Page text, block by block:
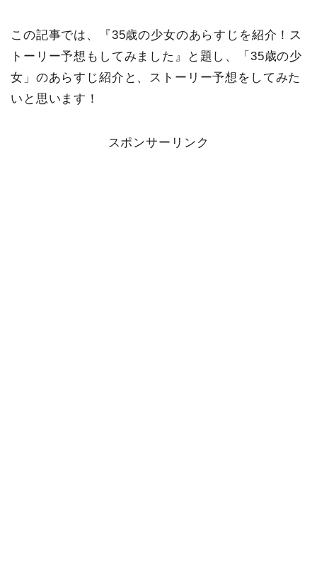
この記事では、『35歳の少女のあらすじを紹介！ス
トーリー予想もしてみました』と題し、「35歳の少
女」のあらすじ紹介と、ストーリー予想をしてみた
いと思います！
スポンサーリンク